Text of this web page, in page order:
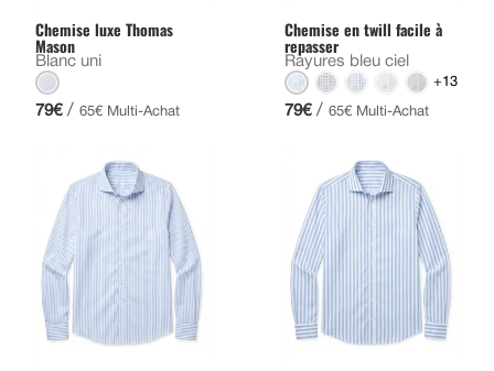
Chemise luxe Thomas
Mason
Blanc uni
79€ / 65€ Multi-Achat
Chemise en twill facile à
repasser
Rayures bleu ciel
+13
79€ / 65€ Multi-Achat